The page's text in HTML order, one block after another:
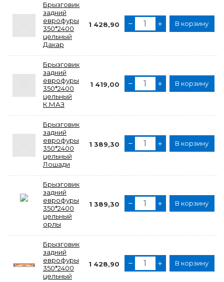
Брызговик
задний
еврофуры
350*2400
цельный
Дакар
1 428,90 В корзину
Брызговик
задний
еврофуры
350*2400
цельный
К.МАЗ
1 419,00 В корзину
Брызговик
задний
еврофуры
350*2400
цельный
Лошади
1 389,30 В корзину
Брызговик
задний
еврофуры
350*2400
цельный
орлы
1 389,30 В корзину
Брызговик
задний
еврофуры
350*2400
цельный
1 428,90 В корзину